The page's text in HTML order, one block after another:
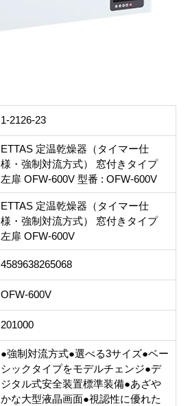
1-2126-23
ETTAS 定温乾燥器（タイマー仕
様・強制対流方式） 窓付きタイプ
左扉 OFW-600V 型番 : OFW-600V
ETTAS 定温乾燥器（タイマー仕
様・強制対流方式） 窓付きタイプ
左扉 OFW-600V
4589638265068
OFW-600V
201000
●強制対流方式●選べる3サイズ●ベー
シックタイプをモデルチェンジ●デ
ジタル式安全装置標準装備●あざや
かな大型液晶画面●視認性に優れた